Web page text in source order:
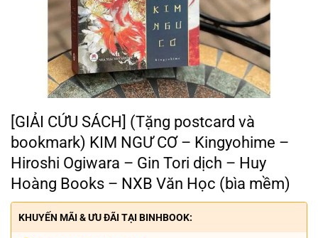
[GIẢI CỨU SÁCH] (Tặng postcard và
bookmark) KIM NGƯ CƠ – Kingyohime –
Hiroshi Ogiwara – Gin Tori dịch – Huy
Hoàng Books – NXB Văn Học (bìa mềm)
KHUYẾN MÃI & ƯU ĐÃI TẠI BINHBOOK: